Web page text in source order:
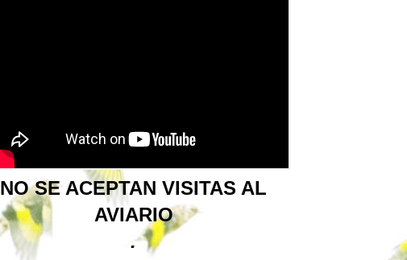
NO SE ACEPTAN VISITAS AL
AVIARIO
.